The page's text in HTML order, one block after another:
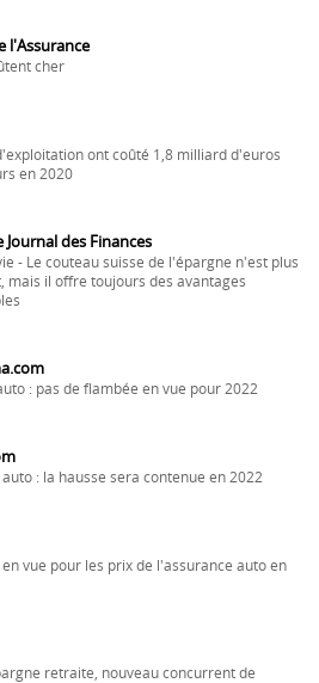
l'Assurance
cher
ont coûté 1,8 milliard d'euros
en 2020
Journal des Finances
- Le couteau suisse de l'épargne n'est plus
mais il offre toujours des avantages
: pas de flambée en vue pour 2022
: la hausse sera contenue en 2022
vue pour les prix de l'assurance auto en
retraite, nouveau concurrent de